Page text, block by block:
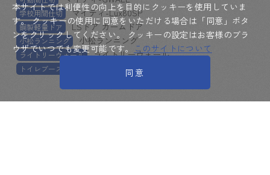
学校用間仕切 マイティ-Lux80SP
鋼製軽量ドア LSドア カームドア
小松ランニング 小松ランニング
ライトリーウォール ライトリーウォール
トイレブース
本サイトでは利便性の向上を目的にクッキーを使用していま
す。クッキーの使用に同意をいただける場合は「同意」ボタ
ンをクリックしてください。
クッキーの設定はお客様のブラ
ウザでいつでも変更可能です。
このサイトについて
同意